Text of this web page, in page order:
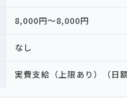
8,000円〜8,000円
なし
実費支給（上限あり）（日